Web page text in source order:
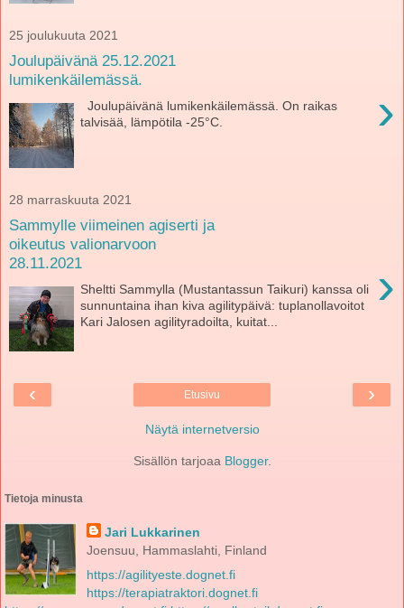
25 joulukuuta 2021
Joulupäivänä 25.12.2021
lumikenkäilemässä.
›
Joulupäivänä lumikenkäilemässä. On raikas
talvisää, lämpötila -25°C.
28 marraskuuta 2021
Sammylle viimeinen agiserti ja
oikeutus valionarvoon
28.11.2021
›
Sheltti Sammylla (Mustantassun Taikuri) kanssa oli
sunnuntaina ihan kiva agilitypäivä: tuplanollavoitot
Kari Jalosen agilityradoilta, kuitat...
‹ ›
Etusivu
Näytä internetversio
Sisällön tarjoaa Blogger.
Tietoja minusta
Jari Lukkarinen
Joensuu, Hammaslahti, Finland
https://agilityeste.dognet.fi
https://terapiatraktori.dognet.fi